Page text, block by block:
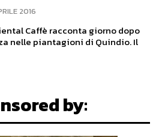
2016
Caffè racconta giorno dopo
nelle piantagioni di Quindio. Il
by: